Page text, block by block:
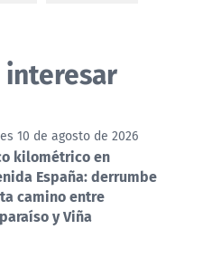
10 de agosto de 2026
kilométrico en
España: derrumbe
camino entre
y Viña